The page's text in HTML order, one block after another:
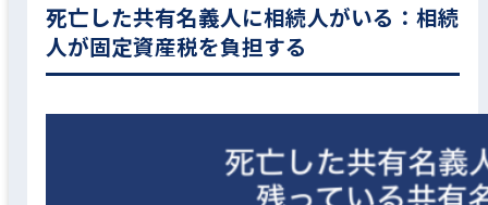
死亡した共有名義人に相続人がいる：相続
人が固定資産税を負担する